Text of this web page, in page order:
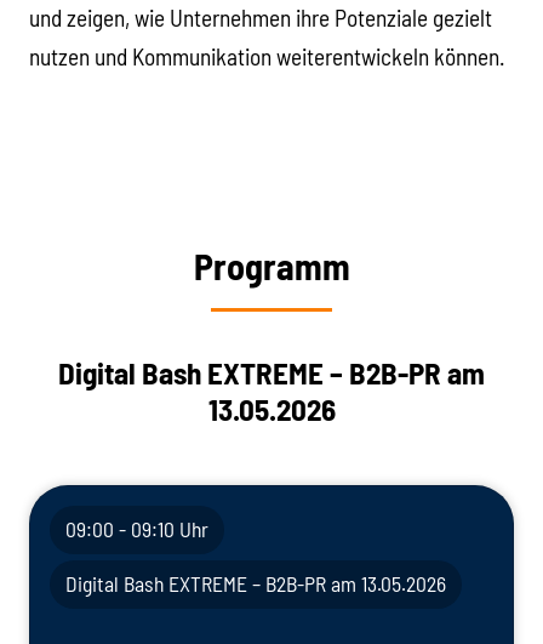
und zeigen, wie Unternehmen ihre Potenziale gezielt
nutzen und Kommunikation weiterentwickeln können.
Programm
Digital Bash EXTREME – B2B-PR am
13.05.2026
09:00 - 09:10 Uhr
Digital Bash EXTREME – B2B-PR am 13.05.2026